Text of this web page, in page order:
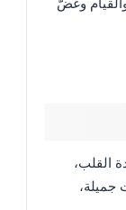
وغضّ
القلب،
جميلة،